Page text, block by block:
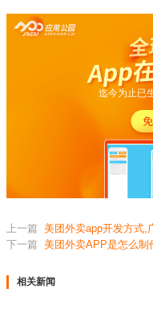
迄今为止已
上一篇 美团外卖app开发方式,
下一篇 美团外卖APP是怎么制
相关新闻